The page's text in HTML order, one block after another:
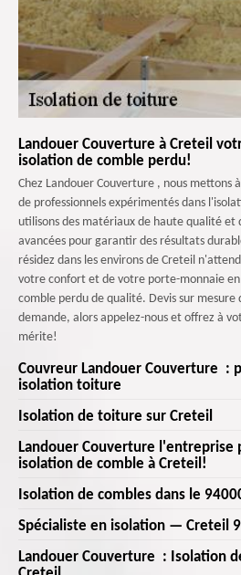
Landouer Couverture à Creteil
isolation de comble perdu!
Chez Landouer Couverture , nous mettons
de professionnels expérimentés dans
utilisons des matériaux de haute qualité et
avancées pour garantir des résultats
résidez dans les environs de Creteil
votre confort et de votre porte-monnaie
comble perdu de qualité. Devis sur
demande, alors appelez-nous et offrez à
mérite!
Couvreur Landouer Couverture :
isolation toiture
Isoler la toiture consiste à diminuer votre
Elle permet aussi à revaloriser votre
déperditions thermiques du toit se
pensez à un projet d’isolation de
Notre équipe est à votre service sur
projet et assurer un service toujours à
votre budget.
Isolation de toiture sur Creteil
Notre équipe en isolation est formée
hauteur du professionnalisme. Landouer
intervention en isolation soit bien
approfondi de cette zone. Ils vont
votre demande de travaux en
chaleur). Notre entreprise vous donnera
Landouer Couverture l'entreprise
isolation de comble à Creteil!
Vous cherchez une entreprise
Creteil ? Landouer Couverture est là
comprenons l'importance d'une isolation
Isolation de combles dans le
Les combles et le toit, sont des endroits
énergétiques. En effet, le fait est que l’air
que l’air froid. Il remonte donc directement
Spécialiste en isolation — Creteil
Si vos combles sont habitables,
Landouer Couverture : Isolation